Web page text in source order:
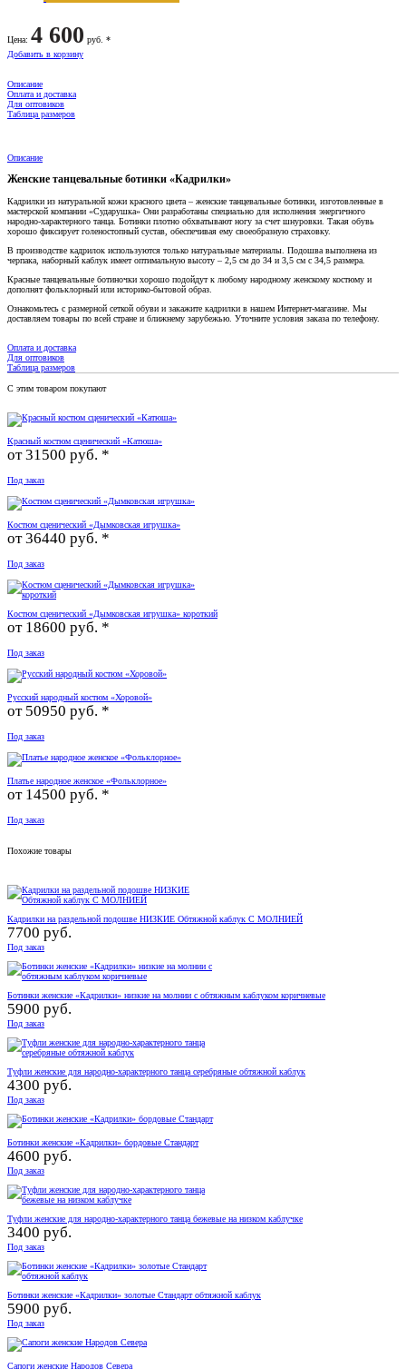
Цена: 4 600 руб. *
Добавить в корзину
Описание
Оплата и доставка
Для оптовиков
Таблица размеров
Описание
Женские танцевальные ботинки «Кадрилки»
Кадрилки из натуральной кожи красного цвета – женские танцевальные ботинки, изготовленные в
мастерской компании «Сударушка» Они разработаны специально для исполнения энергичного
народно-характерного танца. Ботинки плотно обхватывают ногу за счет шнуровки. Такая обувь
хорошо фиксирует голеностопный сустав, обеспечивая ему своеобразную страховку.
В производстве кадрилок используются только натуральные материалы. Подошва выполнена из
черпака, наборный каблук имеет оптимальную высоту – 2,5 см до 34 и 3,5 см с 34,5 размера.
Красные танцевальные ботиночки хорошо подойдут к любому народному женскому костюму и
дополнят фольклорный или историко-бытовой образ.
Ознакомьтесь с размерной сеткой обуви и закажите кадрилки в нашем Интернет-магазине. Мы
доставляем товары по всей стране и ближнему зарубежью. Уточните условия заказа по телефону.
Оплата и доставка
Для оптовиков
Таблица размеров
С этим товаром покупают
Красный костюм сценический «Катюша»
от31500 руб. *
Под заказ
Костюм сценический «Дымковская игрушка»
от36440 руб. *
Под заказ
Костюм сценический «Дымковская игрушка» короткий
от 18600 руб. *
Под заказ
Русский народный костюм «Хоровой»
от 50950 руб. *
Под заказ
Платье народное женское «Фольклорное»
от 14500 руб. *
Под заказ
Похожие товары
Кадрилки на раздельной подошве НИЗКИЕ Обтяжной каблук С МОЛНИЕЙ
7700 руб.
Под заказ
Ботинки женские «Кадрилки» низкие на молнии с обтяжным каблуком коричневые
5900 руб.
Под заказ
Туфли женские для народно-характерного танца серебряные обтяжной каблук
4300 руб.
Под заказ
Ботинки женские «Кадрилки» бордовые Стандарт
4600 руб.
Под заказ
Туфли женские для народно-характерного танца бежевые на низком каблучке
3400 руб.
Под заказ
Ботинки женские «Кадрилки» золотые Стандарт обтяжной каблук
5900 руб.
Под заказ
Сапоги женские Народов Севера